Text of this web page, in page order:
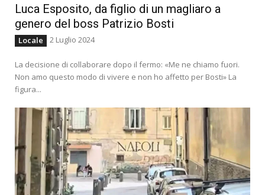
Luca Esposito, da figlio di un magliaro a
genero del boss Patrizio Bosti
Locale 2 Luglio 2024
La decisione di collaborare dopo il fermo: «Me ne chiamo fuori.
Non amo questo modo di vivere e non ho affetto per Bosti» La
figura...